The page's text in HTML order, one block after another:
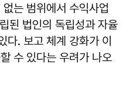
는 범위에서 수익사업
된 법인의 독립성과 자율
다. 보고 체계 강화가 이
수 있다는 우려가 나오